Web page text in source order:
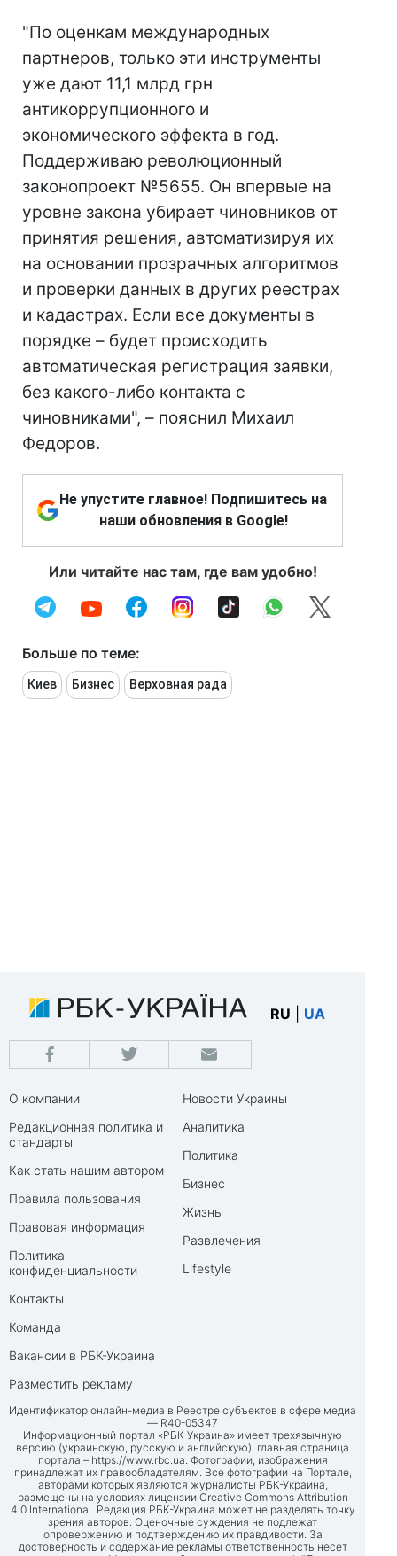
"По оценкам международных
партнеров, только эти инструменты
уже дают 11,1 млрд грн
антикоррупционного и
экономического эффекта в год.
Поддерживаю революционный
законопроект №5655. Он впервые на
уровне закона убирает чиновников от
принятия решения, автоматизируя их
на основании прозрачных алгоритмов
и проверки данных в других реестрах
и кадастрах. Если все документы в
порядке – будет происходить
автоматическая регистрация заявки,
без какого-либо контакта с
чиновниками", – пояснил Михаил
Федоров.
Не упустите главное! Подпишитесь на
наши обновления в Google!
Или читайте нас там, где вам удобно!
Больше по теме:
Киев Бизнес Верховная рада
RU UA
О компании
Редакционная политика и
стандарты
Как стать нашим автором
Правила пользования
Правовая информация
Политика
конфиденциальности
Контакты
Команда
Вакансии в РБК-Украина
Разместить рекламу
Новости Украины
Аналитика
Политика
Бизнес
Жизнь
Развлечения
Lifestyle
Идентификатор онлайн-медиа в Реестре субъектов в сфере медиа
— R40-05347
Информационный портал «РБК-Украина» имеет трехязычную
версию (украинскую, русскую и английскую), главная страница
портала – https://www.rbc.ua . Фотографии, изображения
принадлежат их правообладателям. Все фотографии на Портале,
авторами которых являются журналисты РБК-Украина,
размещены на условиях лицензии Creative Commons Attribution
4.0 International. Редакция РБК-Украина может не разделять точку
зрения авторов. Оценочные суждения не подлежат
опровержению и подтверждению их правдивости. За
достоверность и содержание рекламы ответственность несет